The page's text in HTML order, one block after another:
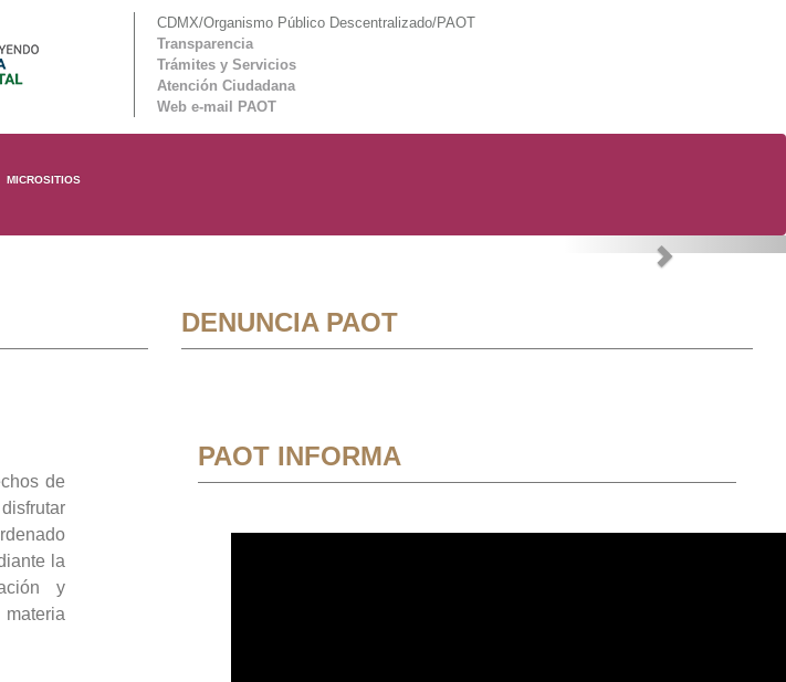
CDMX/Organismo Público Descentralizado/PAOT
Transparencia
Trámites y Servicios
Atención Ciudadana
Web e-mail PAOT
MICROSITIOS
Next
de
la
y
DENUNCIA PAOT
PAOT INFORMA